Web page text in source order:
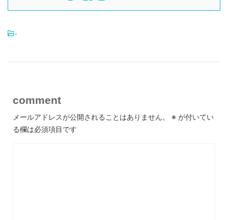
-
comment
メールアドレスが公開されることはありません。 ※ が付いてい
る欄は必須項目です